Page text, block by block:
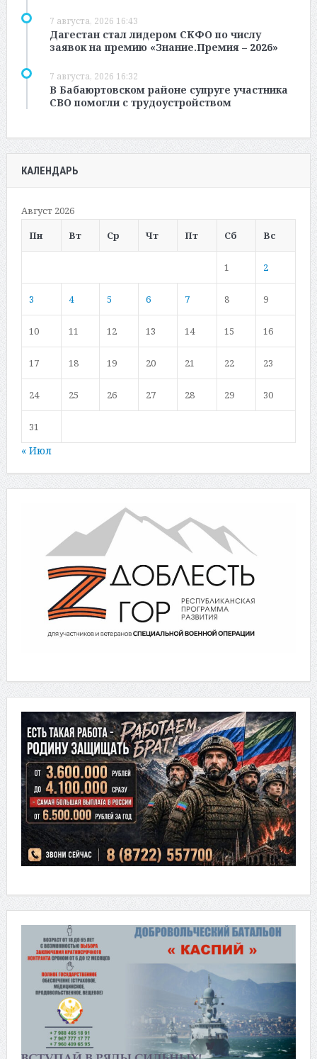
7 августа, 2026 16:43
Дагестан стал лидером СКФО по числу
заявок на премию «Знание.Премия – 2026»
7 августа, 2026 16:32
В Бабаюртовском районе супруге участника
СВО помогли с трудоустройством
КАЛЕНДАРЬ
Август 2026
Пн
Вт Ср Чт Пт Сб Вс
1 2
3 4 5 6 7 8 9
10 11 12 13 14 15 16
17 18 19 20 21 22 23
24 25 26 27 28 29 30
31
« Июл